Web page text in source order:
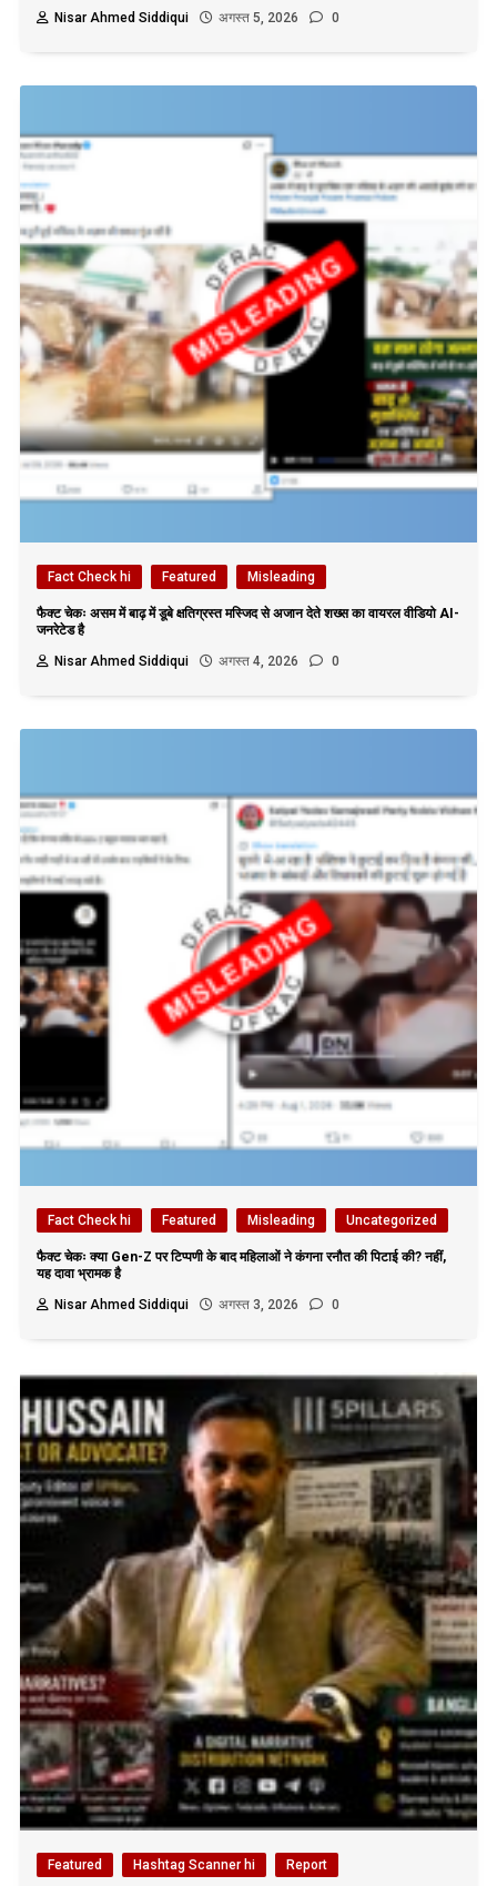
Nisar Ahmed Siddiqui अगस्त 5, 2026 0
Fact Check hi Featured Misleading
फैक्ट चेकः असम में बाढ़ में डूबे क्षतिग्रस्त मस्जिद से अजान देते शख्स का वायरल वीडियो AI-
जनरेटेड है
Nisar Ahmed Siddiqui
अगस्त 4, 2026 0
Fact Check hi Featured Misleading Uncategorized
फैक्ट चेकः क्या Gen-Z पर टिप्पणी के बाद महिलाओं ने कंगना रनौत की पिटाई की? नहीं,
यह दावा भ्रामक है
Nisar Ahmed Siddiqui
अगस्त 3, 2026 0
Featured Hashtag Scanner hi Report